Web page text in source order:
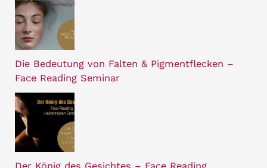
Die Bedeutung von Falten & Pigmentflecken –
Face Reading Seminar